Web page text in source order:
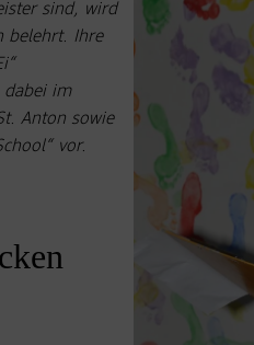
sind, wird
belehrt. Ihre
dabei im
Anton sowie
vor.